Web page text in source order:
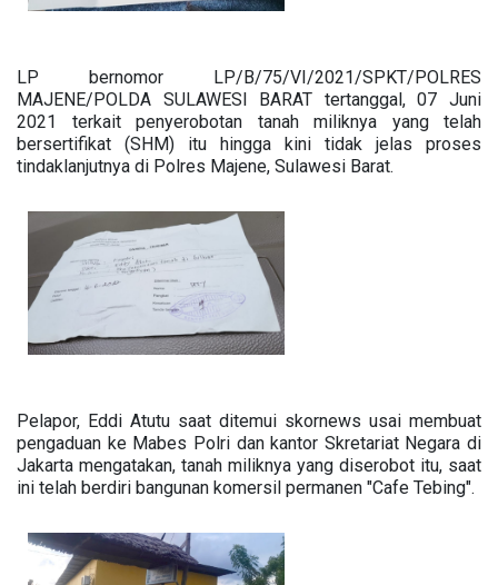
LP bernomor LP/B/75/VI/2021/SPKT/POLRES
MAJENE/POLDA SULAWESI BARAT tertanggal, 07 Juni
2021 terkait penyerobotan tanah miliknya yang telah
bersertifikat (SHM) itu hingga kini tidak jelas proses
tindaklanjutnya di Polres Majene, Sulawesi Barat.
Pelapor, Eddi Atutu saat ditemui skornews usai membuat
pengaduan ke Mabes Polri dan kantor Skretariat Negara di
Jakarta mengatakan, tanah miliknya yang diserobot itu, saat
ini telah berdiri bangunan komersil permanen "Cafe Tebing".